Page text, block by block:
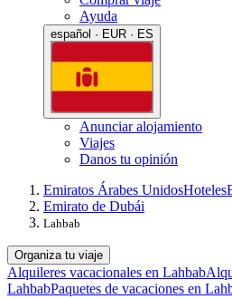
Ayuda
español · EUR · ES
Anunciar alojamiento
Viajes
Danos tu opinión
Emiratos Árabes UnidosHoteles
Emirato de Dubái
Lahbab
Organiza tu viaje
Alquileres vacacionales en Lahbab
LahbabPaquetes de vacaciones en